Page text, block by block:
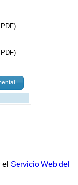
Servicio Web del